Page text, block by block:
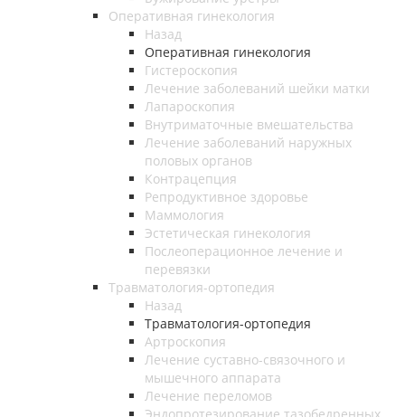
Оперативная гинекология
Назад
Оперативная гинекология
Гистероскопия
Лечение заболеваний шейки матки
Лапароскопия
Внутриматочные вмешательства
Лечение заболеваний наружных
половых органов
Контрацепция
Репродуктивное здоровье
Маммология
Эстетическая гинекология
Послеоперационное лечение и
перевязки
Травматология-ортопедия
Назад
Травматология-ортопедия
Артроскопия
Лечение суставно-связочного и
мышечного аппарата
Лечение переломов